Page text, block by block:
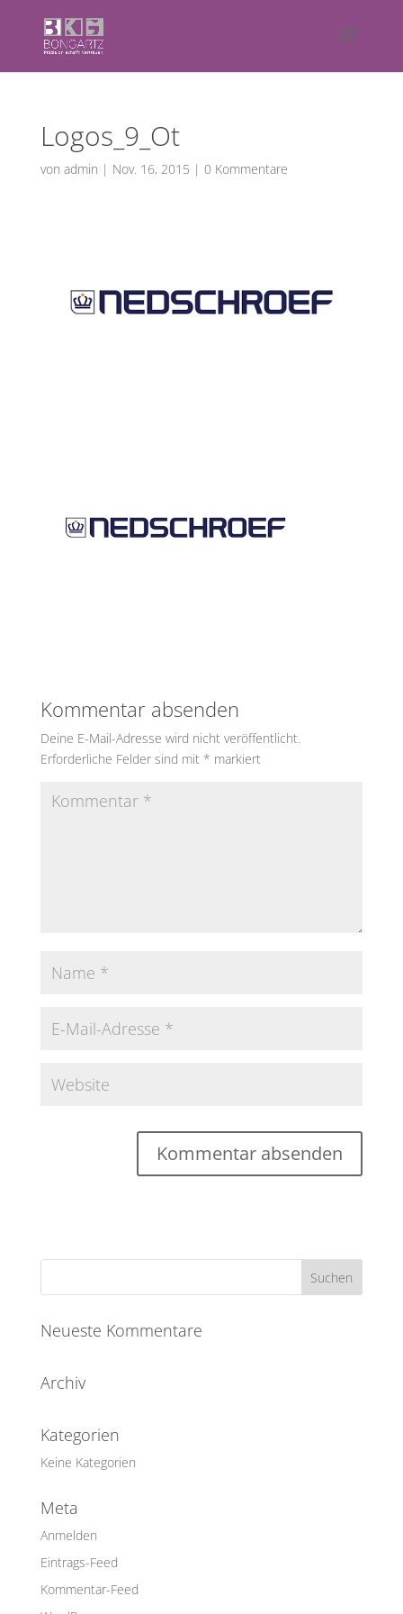
Logos_9_Ot
von admin | Nov. 16, 2015 | 0 Kommentare
Kommentar absenden
Deine E-Mail-Adresse wird nicht veröffentlicht.
Erforderliche Felder sind mit * markiert
Neueste Kommentare
Archiv
Kategorien
Keine Kategorien
Meta
Anmelden
Eintrags-Feed
Kommentar-Feed